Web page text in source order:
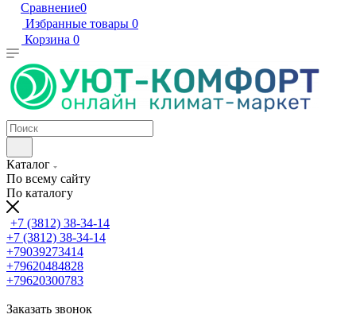
Сравнение0
Избранные товары 0
Корзина 0
Каталог
По всему сайту
По каталогу
+7 (3812) 38-34-14
+7 (3812) 38-34-14
+79039273414
+79620484828
+79620300783
Заказать звонок